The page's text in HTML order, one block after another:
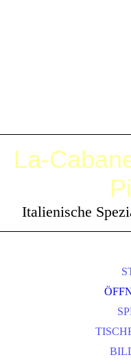
La-
Italienische